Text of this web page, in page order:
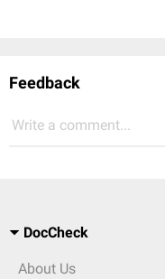
Feedback
Write a comment...
DocCheck
About Us